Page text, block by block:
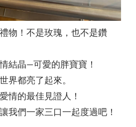
物！不是玫瑰，也不是鑽
結晶—可愛的胖寶寶！
界都亮了起來。
情的最佳見證人！
我們一家三口一起度過吧！